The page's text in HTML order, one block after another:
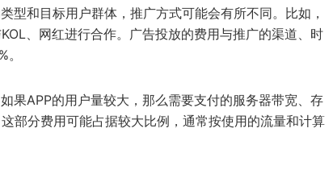
型和目标用户群体，推广方式可能会有所不同。比如，
、网红进行合作。广告投放的费用与推广的渠道、时
果APP的用户量较大，那么需要支付的服务器带宽、存
部分费用可能占据较大比例，通常按使用的流量和计算